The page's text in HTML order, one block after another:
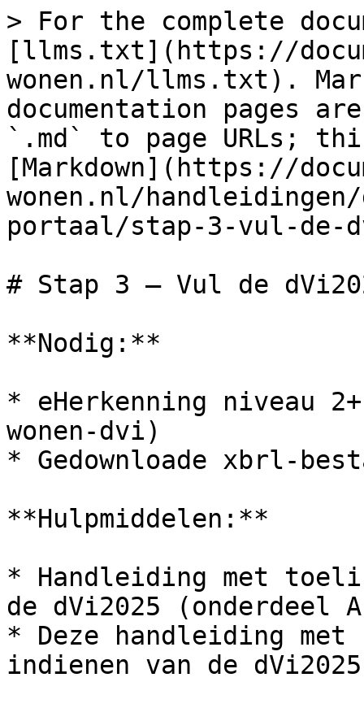
> For the complete
[llms.txt](https://
wonen.nl/llms.txt).
documentation pages
`.md` to page URLs;
[Markdown](https://
wonen.nl/
portaal/stap-3-vul-de-
# Stap 3 – Vul de
**Nodig:**
* eHerkenning niveau
wonen-dvi)
* Gedownloade xbrl-
**Hulpmiddelen:**
* Handleiding met
de dVi2025 (onderdeel
* Deze handleiding
indienen van de dVi2025